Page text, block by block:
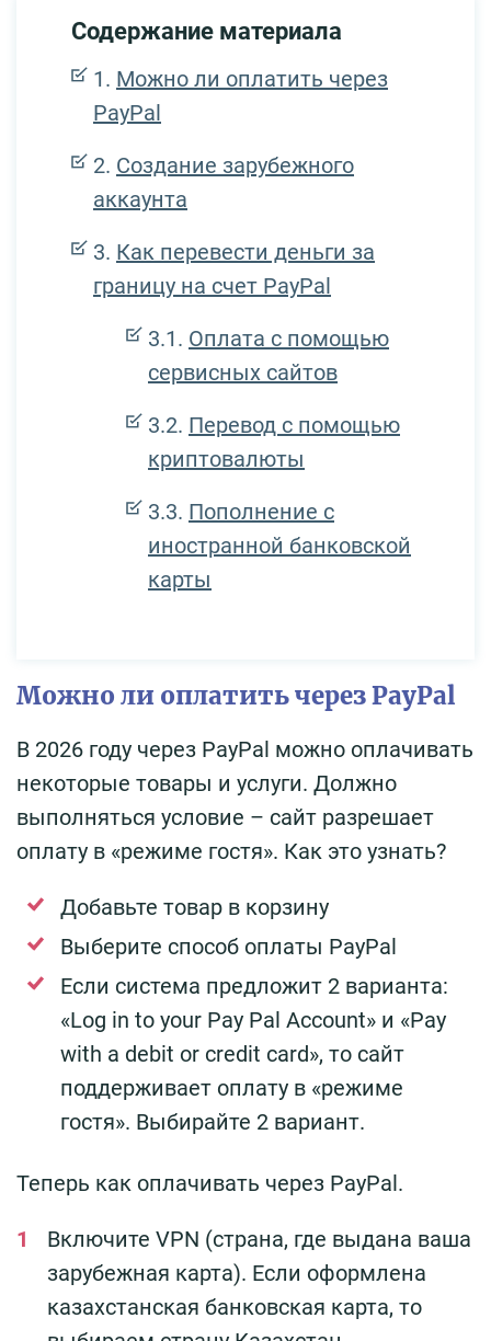
Содержание материала
Можно ли оплатить через
PayPal
Создание зарубежного
аккаунта
Как перевести деньги за
границу на счет PayPal
Оплата с помощью
сервисных сайтов
Перевод с помощью
криптовалюты
Пополнение с
иностранной банковской
карты
Можно ли оплатить через PayPal
В 2026 году через PayPal можно оплачивать
некоторые товары и услуги. Должно
выполняться условие – сайт разрешает
оплату в «режиме гостя». Как это узнать?
Добавьте товар в корзину
Выберите способ оплаты PayPal
Если система предложит 2 варианта:
«Log in to your Pay Pal Account» и «Pay
with a debit or credit card», то сайт
поддерживает оплату в «режиме
гостя». Выбирайте 2 вариант.
Теперь как оплачивать через PayPal.
Включите VPN (страна, где выдана ваша
зарубежная карта). Если оформлена
казахстанская банковская карта, то